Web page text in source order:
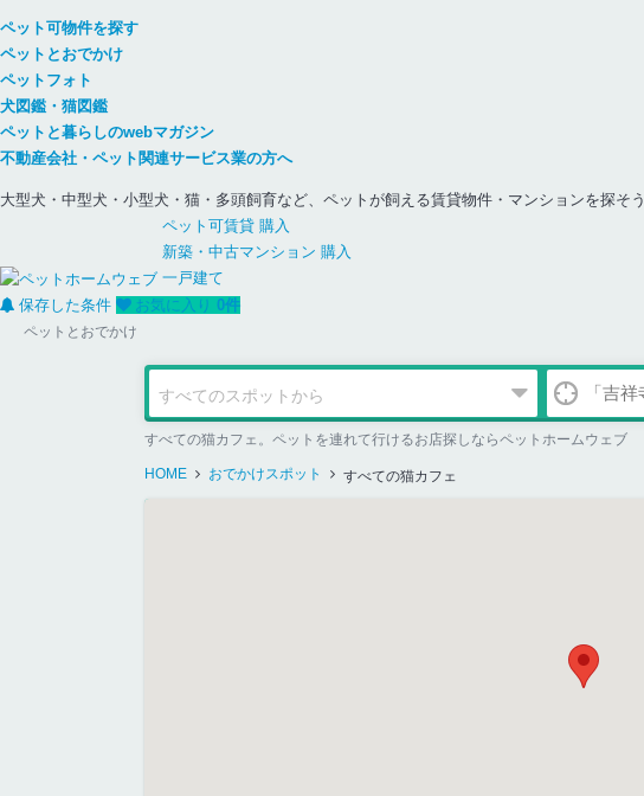
ペット可物件を探す
ペットとおでかけ
ペットフォト
犬図鑑・猫図鑑
ペットと暮らしのwebマガジン
不動産会社・ペット関連サービス業の方へ
大型犬・中型犬・小型犬・猫・多頭飼育など、ペットが飼える賃貸物件・マンションを探そう
ペット可賃貸 購入
新築・中古マンション 購入
一戸建て
保存した条件
お気に入り 0件
ペットとおでかけ
すべての猫カフェ。ペットを連れて行けるお店探しならペットホームウェブ
HOME おでかけスポット すべての猫カフェ